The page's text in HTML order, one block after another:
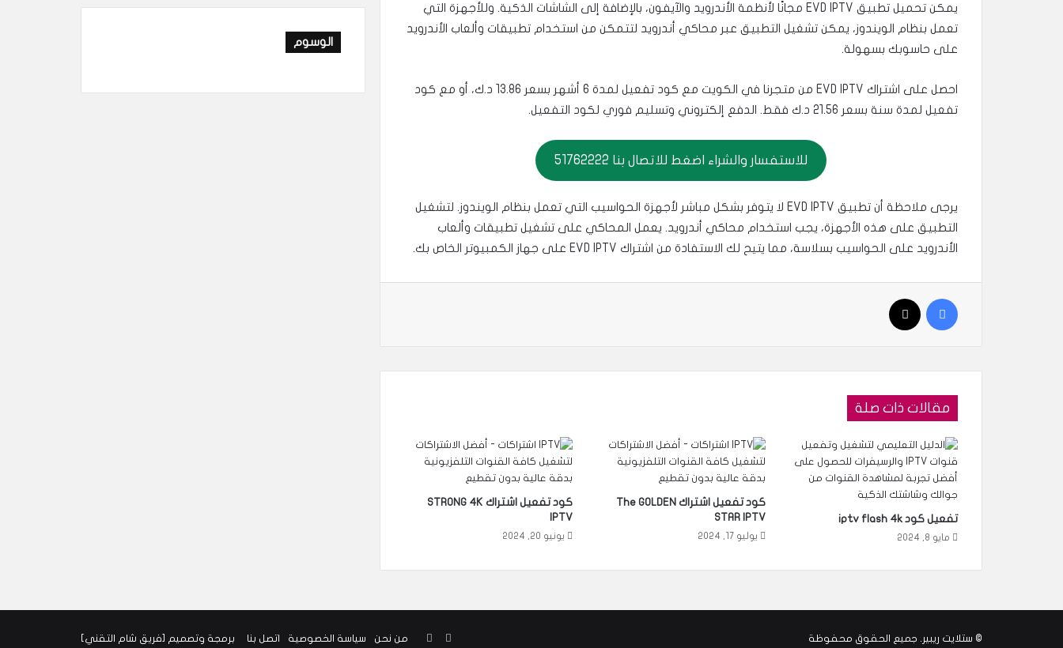
يمكن تحميل تطبيق EVD IPTV مجانًا لأنظمة الأندرويد والآيفون، بالإضافة إلى الشاشات الذكية. وللأجهزة التي
تعمل بنظام الويندوز، يمكن تشغيل التطبيق عبر محاكي أندرويد لتتمكن من استخدام تطبيقات وألعاب الأندرويد
على حاسوبك بسهولة.
احصل على اشتراك EVD IPTV من متجرنا في الكويت مع كود تفعيل لمدة 6 أشهر بسعر 13.86 د.ك، أو مع كود
تفعيل لمدة سنة بسعر 21.56 د.ك فقط. الدفع إلكتروني وتسليم فوري لكود التفعيل.
للاستفسار والشراء اضغط للاتصال بنا 51762222
يرجى ملاحظة أن تطبيق EVD IPTV لا يتوفر بشكل مباشر لأجهزة الحواسيب التي تعمل بنظام الويندوز. لتشغيل
التطبيق على هذه الأجهزة، يجب استخدام محاكي أندرويد. يعمل المحاكي على تشغيل تطبيقات وألعاب
الأندرويد على الحواسيب بسلاسة، مما يتيح لك الاستفادة من اشتراك EVD IPTV على جهاز الكمبيوتر الخاص بك.
فيسبوك
مقالات ذات صلة
تفعيل كود iptv flash 4k
مايو 8, 2024
كود تفعيل اشتراك The GOLDEN
STAR IPTV
يوليو 17, 2024
كود تفعيل اشتراك STRONG 4K
IPTV
يونيو 20, 2024
الوسوم
© ستلايت ريبير . جميع الحقوق محفوظة برمجة وتصميم [فريق شام التقني] من نحن سياسة الخصوصية اتصل بنا واتسابGoogle